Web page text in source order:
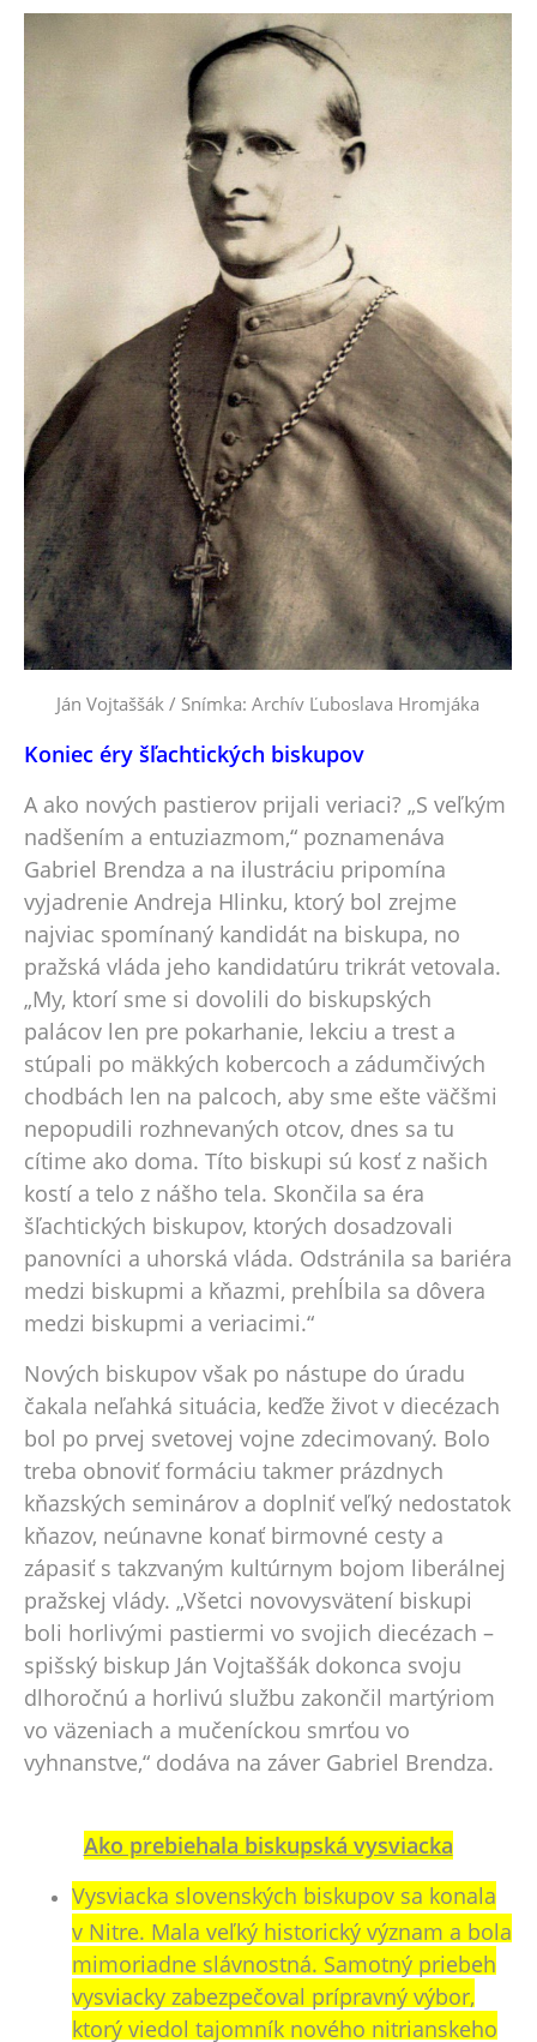
Ján Vojtaššák / Snímka: Archív Ľuboslava Hromjáka
Koniec éry šľachtických biskupov
A ako nových pastierov prijali veriaci? „S veľkým
nadšením a entuziazmom,“ poznamenáva
Gabriel Brendza a na ilustráciu pripomína
vyjadrenie Andreja Hlinku, ktorý bol zrejme
najviac spomínaný kandidát na biskupa, no
pražská vláda jeho kandidatúru trikrát vetovala.
„My, ktorí sme si dovolili do biskupských
palácov len pre pokarhanie, lekciu a trest a
stúpali po mäkkých kobercoch a zádumčivých
chodbách len na palcoch, aby sme ešte väčšmi
nepopudili rozhnevaných otcov, dnes sa tu
cítime ako doma. Títo biskupi sú kosť z našich
kostí a telo z nášho tela. Skončila sa éra
šľachtických biskupov, ktorých dosadzovali
panovníci a uhorská vláda. Odstránila sa bariéra
medzi biskupmi a kňazmi, prehĺbila sa dôvera
medzi biskupmi a veriacimi.“
Nových biskupov však po nástupe do úradu
čakala neľahká situácia, keďže život v diecézach
bol po prvej svetovej vojne zdecimovaný. Bolo
treba obnoviť formáciu takmer prázdnych
kňazských seminárov a doplniť veľký nedostatok
kňazov, neúnavne konať birmovné cesty a
zápasiť s takzvaným kultúrnym bojom liberálnej
pražskej vlády. „Všetci novovysvätení biskupi
boli horlivými pastiermi vo svojich diecézach –
spišský biskup Ján Vojtaššák dokonca svoju
dlhoročnú a horlivú službu zakončil martýriom
vo väzeniach a mučeníckou smrťou vo
vyhnanstve,“ dodáva na záver Gabriel Brendza.
Ako prebiehala biskupská vysviacka
Vysviacka slovenských biskupov sa konala
v Nitre. Mala veľký historický význam a bola
mimoriadne slávnostná. Samotný priebeh
vysviacky zabezpečoval prípravný výbor,
ktorý viedol tajomník nového nitrianskeho